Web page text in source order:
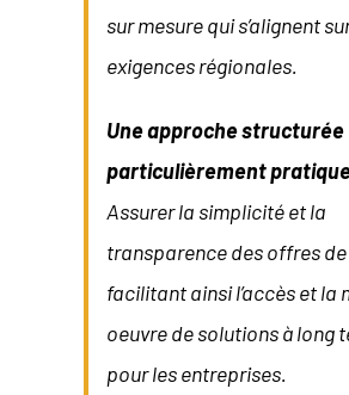
sur mesure qui s’alignent
exigences régionales.
Une approche structurée
particulièrement
Assurer la simplicité et la
transparence des offres
facilitant ainsi l’accès et la
oeuvre de solutions à long
pour les entreprises.